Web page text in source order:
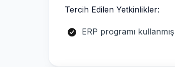
Tercih Edilen Yetkinlikler:
ERP programı